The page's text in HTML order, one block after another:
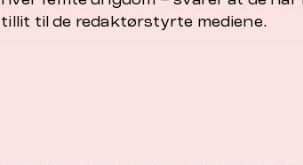
tillit til de redaktørstyrte mediene.